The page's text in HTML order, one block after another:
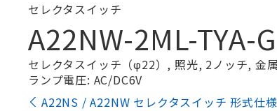
セレクタスイッチ
A22NW-2ML-TYA-
セレクタスイッチ（φ22）, 照光, 2ノッチ, 金
ランプ電圧: AC/DC6V
A22NS / A22NW セレクタスイッチ 形式仕